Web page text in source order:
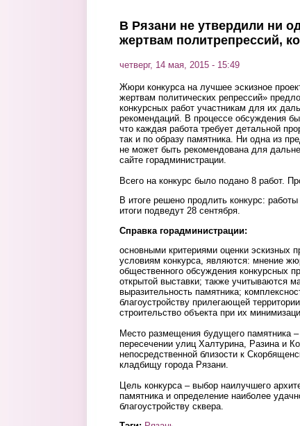
В Рязани не утвердили ни
жертвам политрепрессий,
четверг, 14 мая, 2015 - 15:49
Жюри конкурса на лучшее эскизное
жертвам политических репрессий»
конкурсных работ участникам для их
рекомендаций. В процессе обсуждения
что каждая работа требует детальной
так и по образу памятника. Ни одна из
не может быть рекомендована для
сайте горадминистрации.
Всего на конкурс было подано 8 работ.
В итоге решено продлить конкурс:
итоги подведут 28 сентября.
Справка горадминистрации:
основными критериями оценки эскизных
условиям конкурса, являются: мнение
общественного обсуждения конкурсных
открытой выставки; также учитываются
выразительность памятника;
благоустройству прилегающей
строительство объекта при их
Место размещения будущего памятника –
пересечении улиц Халтурина, Разина и
непосредственной близости к
кладбищу города Рязани.
Цель конкурса – выбор наилучшего
памятника и определение наиболее
благоустройству сквера.